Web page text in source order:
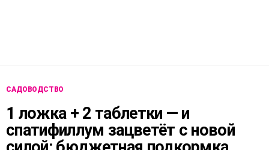
САДОВОДСТВО
1 ложка + 2 таблетки — и
спатифиллум зацветёт с новой